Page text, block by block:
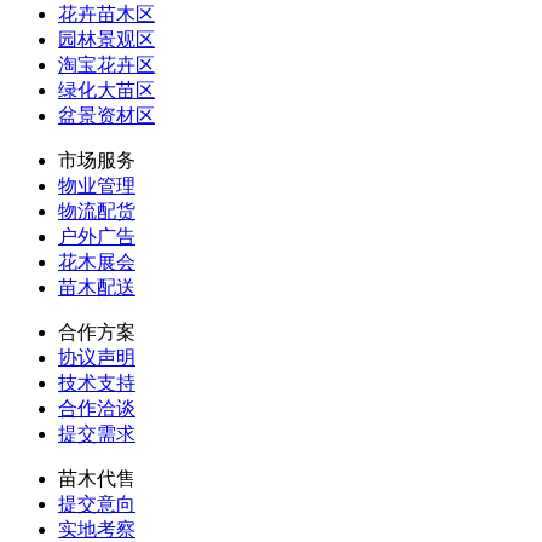
花卉苗木区
园林景观区
淘宝花卉区
绿化大苗区
盆景资材区
市场服务
物业管理
物流配货
户外广告
花木展会
苗木配送
合作方案
协议声明
技术支持
合作洽谈
提交需求
苗木代售
提交意向
实地考察